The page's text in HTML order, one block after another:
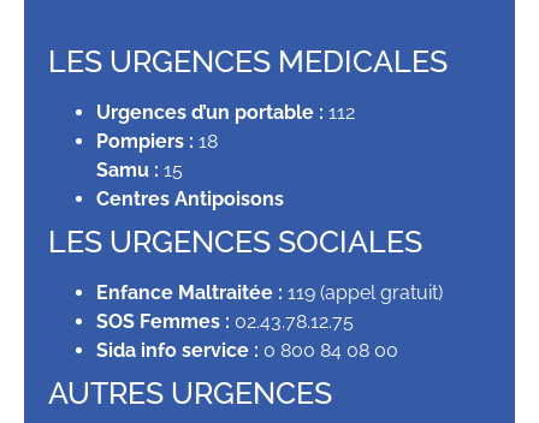
LES URGENCES MEDICALES
Urgences d’un portable : 112
Pompiers : 18
Samu : 15
Centres Antipoisons
LES URGENCES SOCIALES
Enfance Maltraitée : 119 (appel gratuit)
SOS Femmes : 02.43.78.12.75
Sida info service : 0 800 84 08 00
AUTRES URGENCES